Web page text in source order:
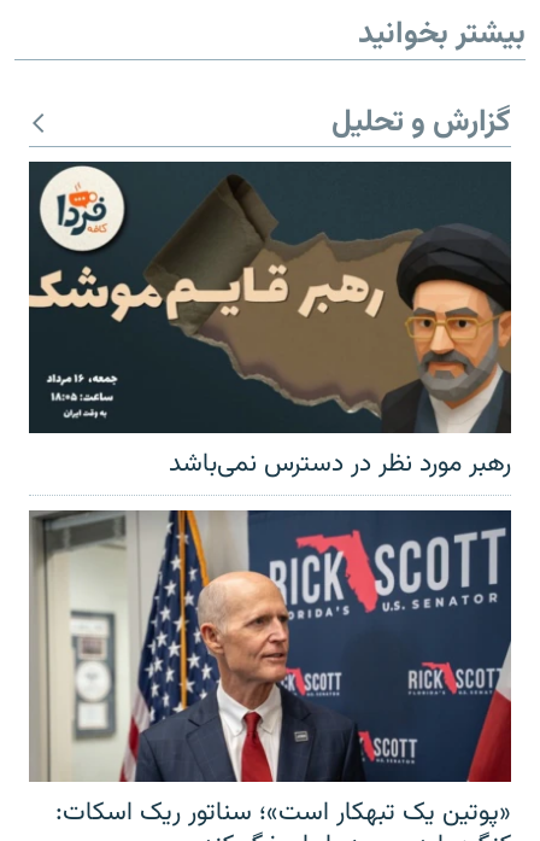
بیشتر بخوانید
گزارش و تحلیل
رهبر مورد نظر در دسترس نمی‌باشد
«پوتین یک تبهکار است»؛ سناتور ریک اسکات: